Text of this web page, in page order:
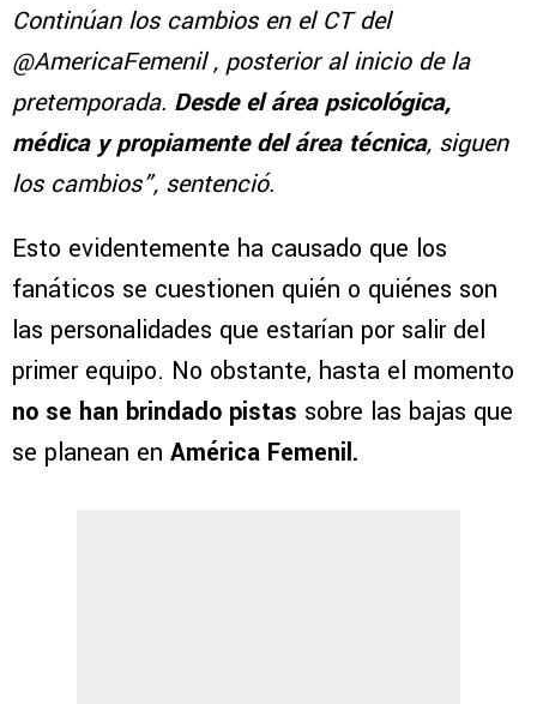
Continúan los cambios en el CT del
@AmericaFemenil , posterior al inicio de la
pretemporada. Desde el área psicológica,
médica y propiamente del área técnica, siguen
los cambios”, sentenció.
Esto evidentemente ha causado que los
fanáticos se cuestionen quién o quiénes son
las personalidades que estarían por salir del
primer equipo. No obstante, hasta el momento
no se han brindado pistas sobre las bajas que
se planean en América Femenil.